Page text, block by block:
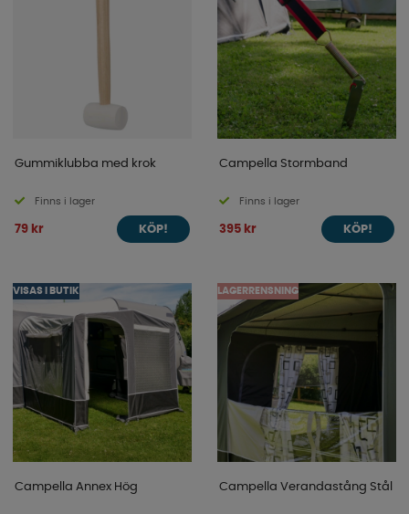
Gummiklubba med krok
Finns i lager
79 kr KÖP!
Campella Stormband
Finns i lager
395 kr KÖP!
VISAS I BUTIK
Campella Annex Hög
LAGERRENSNING
Campella Verandastång Stål